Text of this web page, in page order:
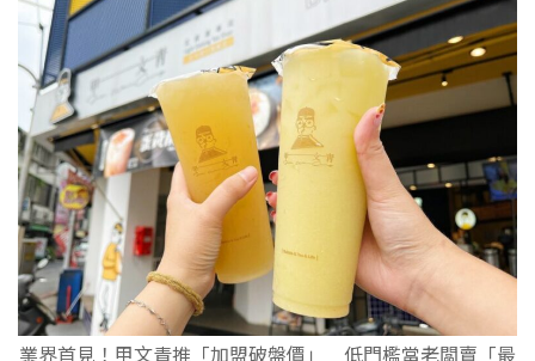
業界首見！甲文青推「加盟破盤價」 低門檻當老闆賣「最